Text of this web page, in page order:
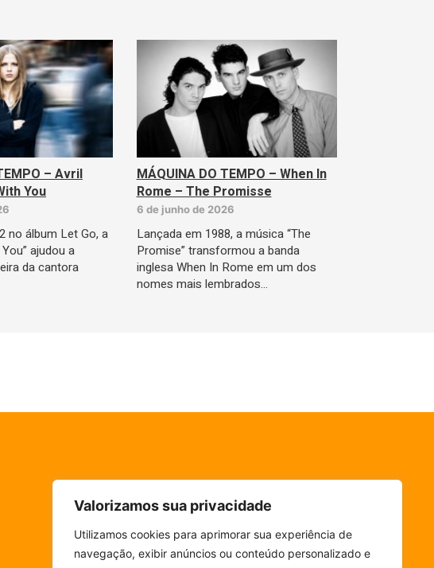
Valorizamos sua privacidade
Utilizamos cookies para aprimorar sua experiência de
navegação, exibir anúncios ou conteúdo personalizado e
– Avril
You
no álbum Let Go, a
ajudou a
da cantora
MÁQUINA DO TEMPO – When In
Rome – The Promisse
6 de junho de 2026
Lançada em 1988, a música “The
Promise” transformou a banda
inglesa When In Rome em um dos
nomes mais lembrados…